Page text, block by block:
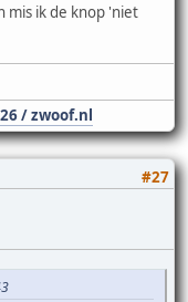
mis ik de knop 'niet
/ zwoof.nl
#27